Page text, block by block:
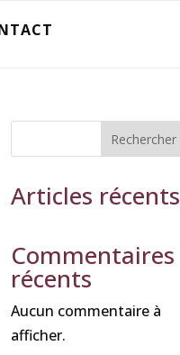
Rechercher
Articles récents
Commentaires
récents
Aucun commentaire à
afficher.